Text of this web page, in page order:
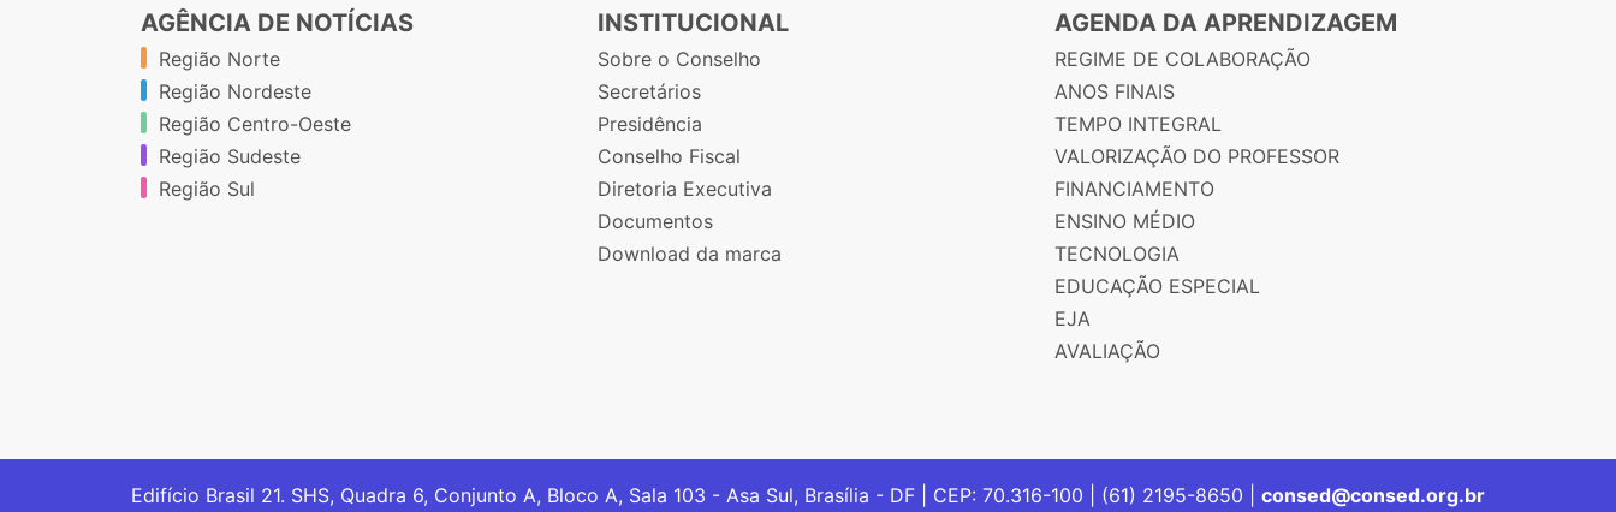
AGÊNCIA DE NOTÍCIAS
Região Norte
Região Nordeste
Região Centro-Oeste
Região Sudeste
Região Sul
INSTITUCIONAL
Sobre o Conselho
Secretários
Presidência
Conselho Fiscal
Diretoria Executiva
Documentos
Download da marca
AGENDA DA APRENDIZAGEM
REGIME DE COLABORAÇÃO
ANOS FINAIS
TEMPO INTEGRAL
VALORIZAÇÃO DO PROFESSOR
FINANCIAMENTO
ENSINO MÉDIO
TECNOLOGIA
EDUCAÇÃO ESPECIAL
EJA
AVALIAÇÃO
Edifício Brasil 21. SHS, Quadra 6, Conjunto A, Bloco A, Sala 103 - Asa Sul, Brasília - DF | CEP: 70.316-100 | (61) 2195-8650 | consed@consed.org.br